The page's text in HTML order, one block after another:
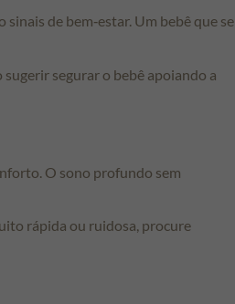
de bem‑estar. Um bebê que se
segurar o bebê apoiando a
O sono profundo sem
rápida ou ruidosa, procure